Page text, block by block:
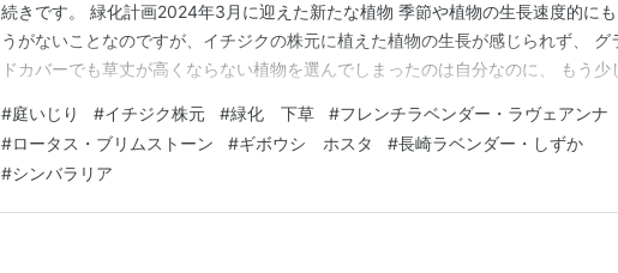
続きです。 緑化計画2024年3月に迎えた新たな植物 季節や植物の生長速度的にも
うがないことなのですが、イチジクの株元に植えた植物の生長が感じられず、 グ
ドカバーでも草丈が高くならない植物を選んでしまったのは自分なのに、 もう少
2024.2.28 それに、今回はイチジクの落葉した枝の時期から、前に倒れそうな枝や
ンガの小道まで飛び出し…
#庭いじり #イチジク株元 #緑化 下草 #フレンチラベンダー・ラヴェアンナ
#ロータス・ブリムストーン #ギボウシ ホスタ #長崎ラベンダー・しずか
#シンバラリア